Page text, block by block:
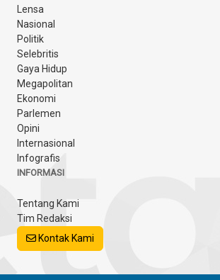
Lensa
Nasional
Politik
Selebritis
Gaya Hidup
Megapolitan
Ekonomi
Parlemen
Opini
Internasional
Infografis
INFORMASI
Tentang Kami
Tim Redaksi
Kontak Kami